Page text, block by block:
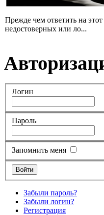
Прежде чем ответить на
недостоверных или ло...
Логин
Пароль
Запомнить меня
Забыли пароль?
Забыли логин?
Регистрация